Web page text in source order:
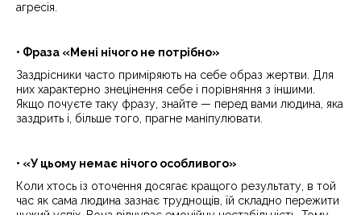
агресія.
• Фраза «Мені нічого не потрібно»
Заздрісники часто приміряють на себе образ жертви. Для
них характерно знецінення себе і порівняння з іншими.
Якщо почуєте таку фразу, знайте — перед вами людина, яка
заздрить і, більше того, прагне маніпулювати.
• «У цьому немає нічого особливого»
Коли хтось із оточення досягає кращого результату, в той
час як сама людина зазнає труднощів, їй складно пережити